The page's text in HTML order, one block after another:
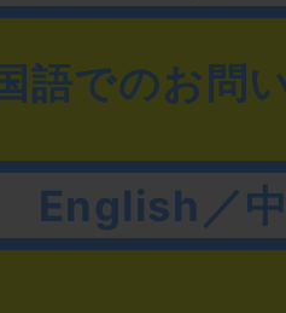
語でのお問
English／